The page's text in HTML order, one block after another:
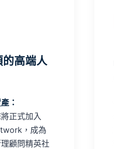
高端人
：
正式加入
，成為
顧問精英社